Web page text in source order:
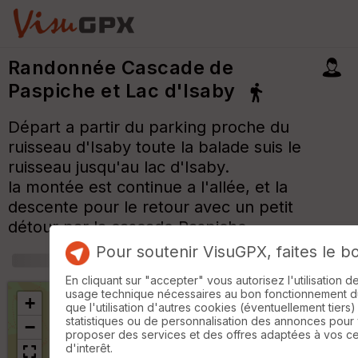
Randonnée Cascade de
Paspiche et Lac d'Isaby
Départ a partir du parking proche du
ruisseau d'Isaby toute la balade suis le
ruisseau jusqu'au lac d'Isaby.
la montée est continue a l'allée, et la
descente pour le retour avec un petit
détour par la cascade Paspiche.
+ m
+
−
Pour soutenir VisuGPX, faites le
En cliquant sur "accepter" vous autorisez l'utilisation
usage technique nécessaires au bon fonctionnement
que l'utilisation d'autres cookies (éventuellement
statistiques ou de personnalisation des annonces pour
proposer des services et des offres adaptées à vos
d'interêt.